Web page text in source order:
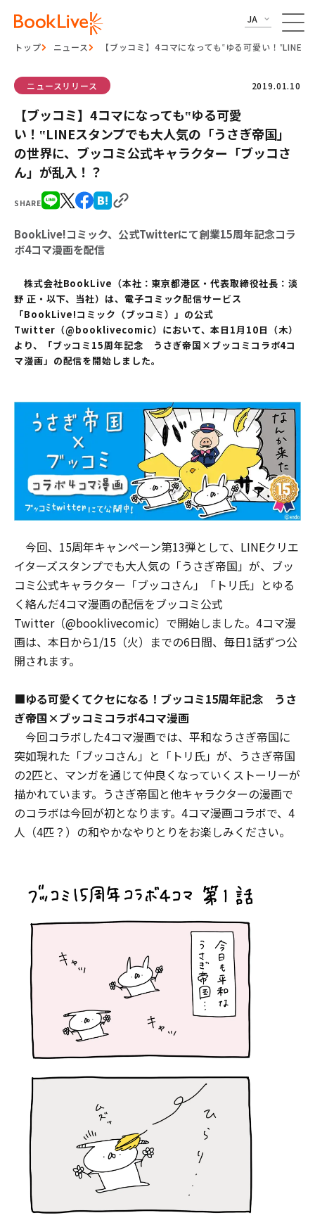
JA
トップ ニュース 【ブッコミ】4コマになっても‟ゆる可愛い！
SHARE
ニュースリリース 2019.01.10
【ブッコミ】4コマになっても‟ゆる可愛
い！‟LINEスタンプでも大人気の「うさぎ帝国」
の世界に、ブッコミ公式キャラクター「ブッコさ
ん」が乱入！？
BookLive!コミック、公式Twitterにて創業15周年記念コラ
ボ4コマ漫画を配信
株式会社BookLive（本社：東京都港区・代表取締役社長：淡
野 正・以下、当社）は、電子コミック配信サービス
「BookLive!コミック（ブッコミ）」の公式
Twitter（@booklivecomic）において、本日1月10日（木）
より、「ブッコミ15周年記念 うさぎ帝国×ブッコミコラボ4コ
マ漫画」の配信を開始しました。
今回、15周年キャンペーン第13弾として、LINEクリエ
イターズスタンプでも大人気の「うさぎ帝国」が、ブッ
コミ公式キャラクター「ブッコさん」「トリ氏」とゆる
く絡んだ4コマ漫画の配信をブッコミ公式
Twitter（@booklivecomic）で開始しました。4コマ漫
画は、本日から1/15（火）までの6日間、毎日1話ずつ公
開されます。
■ゆる可愛くてクセになる！ブッコミ15周年記念 うさ
ぎ帝国×ブッコミコラボ4コマ漫画
今回コラボした4コマ漫画では、平和なうさぎ帝国に
突如現れた「ブッコさん」と「トリ氏」が、うさぎ帝国
の2匹と、マンガを通じて仲良くなっていくストーリーが
描かれています。うさぎ帝国と他キャラクターの漫画で
のコラボは今回が初となります。4コマ漫画コラボで、4
人（4匹？）の和やかなやりとりをお楽しみください。